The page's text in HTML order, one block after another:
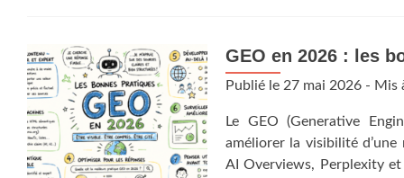
GEO en 2026 : les
Publié le 27 mai 2026 - Mis
Le GEO (Generative
améliorer la visibilité d’une
AI Overviews, Perplexity